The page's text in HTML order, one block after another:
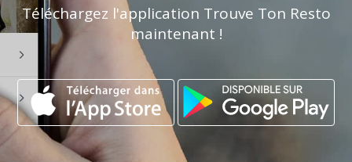
Téléchargez l'application Trouve Ton Resto
maintenant !